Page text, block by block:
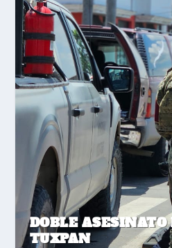
DOBLE
TUXPAN